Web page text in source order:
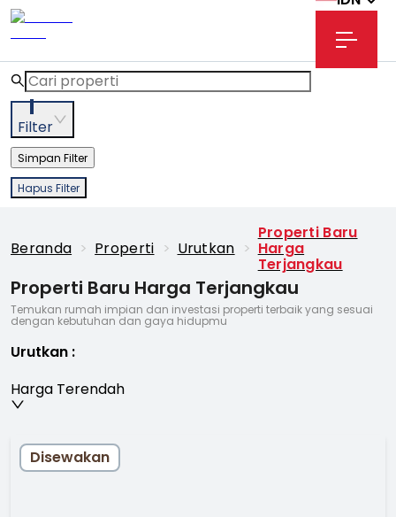
Filter
Simpan Filter
Hapus Filter
Beranda > Properti > Urutkan >
Properti Baru
Harga
Terjangkau
Properti Baru Harga Terjangkau
Temukan rumah impian dan investasi properti terbaik yang sesuai
dengan kebutuhan dan gaya hidupmu
Urutkan :
Harga Terendah
Disewakan